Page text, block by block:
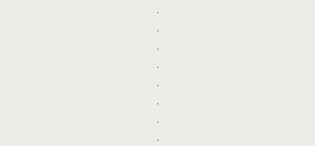
.
.
.
.
.
.
.
.